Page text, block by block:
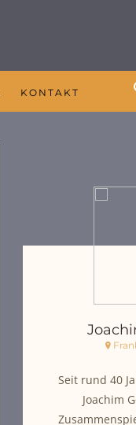
KONTAKT
Seit rund 40
Joachim